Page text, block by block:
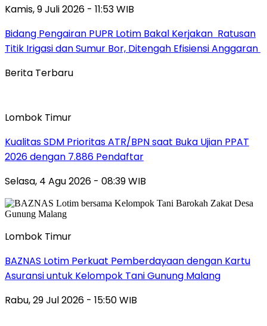
Kamis, 9 Juli 2026 - 11:53 WIB
Bidang Pengairan PUPR Lotim Bakal Kerjakan Ratusan
Titik Irigasi dan Sumur Bor, Ditengah Efisiensi Anggaran
Berita Terbaru
Lombok Timur
Kualitas SDM Prioritas ATR/BPN saat Buka Ujian PPAT
2026 dengan 7.886 Pendaftar
Selasa, 4 Agu 2026 - 08:39 WIB
Lombok Timur
BAZNAS Lotim Perkuat Pemberdayaan dengan Kartu
Asuransi untuk Kelompok Tani Gunung Malang
Rabu, 29 Jul 2026 - 15:50 WIB